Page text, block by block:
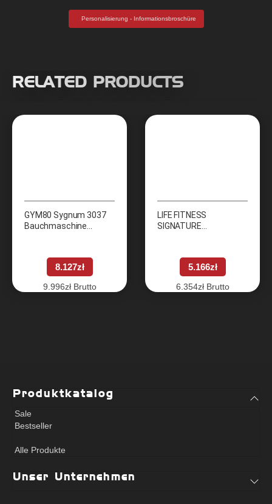
Personalisierung - Informationsbroschüre
RELATED PRODUCTS
GYM80 Sygnum 3037
Bauchmaschine
8.127zł
9.996zł Brutto
LIFE FITNESS
SIGNATURE
5.166zł
6.354zł Brutto
Produktkatalog
Sale
Bestseller
Alle Produkte
Unser Unternehmen